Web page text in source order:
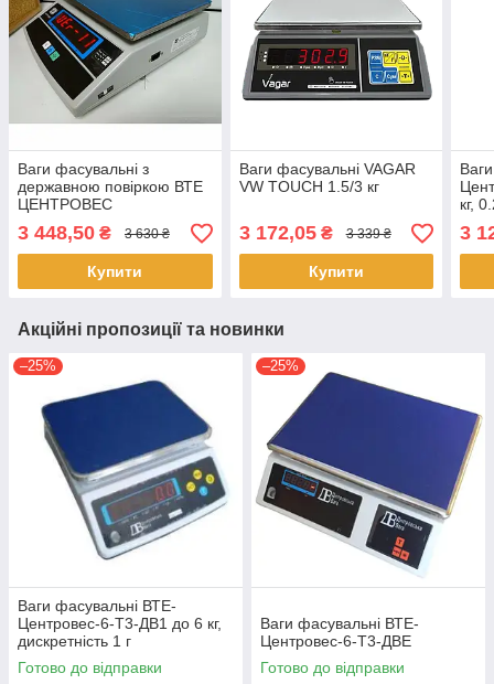
Ваги фасувальні з
державною повіркою ВТЕ
ЦЕНТРОВЕС
3/6/15/30Т3ДВ-У (T3DV-U)
3 448,50 ₴ 3 630 ₴
Купити
Ваги фасувальні VAGAR
VW TOUCH 1.5/3 кг
3 172,05₴ 3 339 ₴
Купити
кг,
3
Акційні пропозиції та новинки
–25%
Ваги фасувальні ВТЕ-
Центровес-6-Т3-ДВ1 до 6 кг,
дискретність 1 г
Готово до відправки
–25%
Ваги фасувальні ВТЕ-
Центровес-6-Т3-ДВЕ
Готово до відправки